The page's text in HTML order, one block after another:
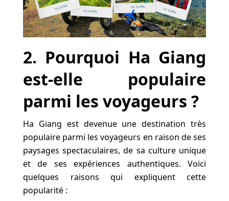
2. Pourquoi Ha Giang
est-elle populaire
parmi les voyageurs ?
Ha Giang est devenue une destination très
populaire parmi les voyageurs en raison de ses
paysages spectaculaires, de sa culture unique
et de ses expériences authentiques. Voici
quelques raisons qui expliquent cette
popularité :